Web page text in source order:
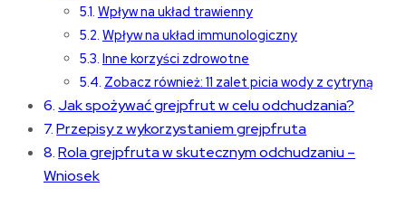
Wpływ na układ trawienny
Wpływ na układ immunologiczny
Inne korzyści zdrowotne
Zobacz również: 11 zalet picia wody z cytryną
Jak spożywać grejpfrut w celu odchudzania?
Przepisy z wykorzystaniem grejpfruta
Rola grejpfruta w skutecznym odchudzaniu –
Wniosek